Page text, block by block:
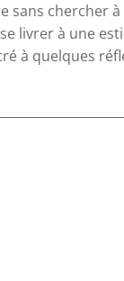
sans chercher
livrer à une
à quelques